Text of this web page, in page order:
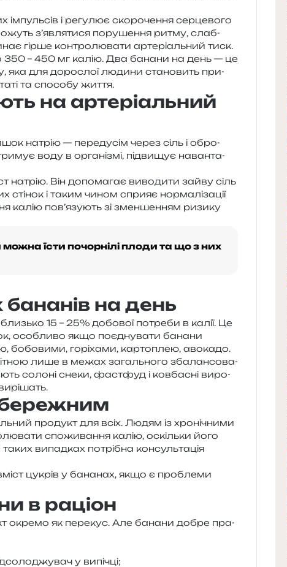
імпуль­сів і регу­лює ско­ро­че­н­ня сер­це­во­го
з’являтися пору­ше­н­ня ритму, слаб­
гірше кон­тро­лю­ва­ти арте­рі­аль­ний тиск.
350 – 450 мг калію. Два бана­ни на день — це
яка для доро­слої люди­ни ста­но­вить при­
та спосо­бу життя.
на артеріальний
натрію — перед­усім через сіль і обро­
воду в орга­ні­змі, під­ви­щує наван­та­
натрію. Він допо­ма­гає виво­ди­ти зайву сіль
і таким чином спри­яє нор­ма­лі­за­ції
калію пов’язують зі змен­ше­н­ням ризи­ку
можна їсти почорнілі плоди та що з них
на день
15 – 25% добо­вої потре­би в калії. Це
осо­бли­во якщо поєд­ну­ва­ти бана­ни
бобо­ви­ми, горі­ха­ми, кар­то­плею, авокадо.
лише в межах загаль­но­го зба­лан­со­ва­
соло­ні снеки, фас­тфуд і ков­ба­сні виро­
про­дукт для всіх. Людям із хро­ні­чни­ми
спо­жи­ва­н­ня калію, оскіль­ки його
випад­ках потрі­бна кон­суль­та­ція
цукрів у бана­нах, якщо є про­бле­ми
в раціон
окре­мо як пере­кус. Але бана­ни добре пра­
у випічці;